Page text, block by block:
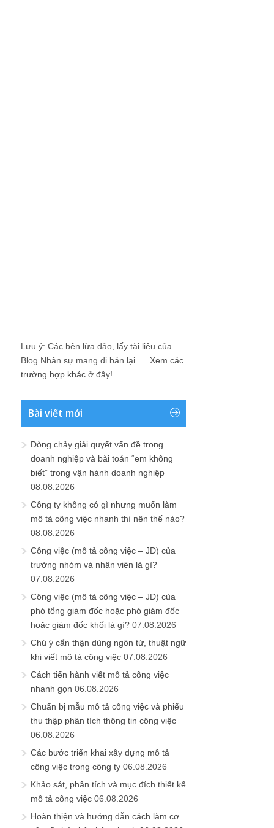
Lưu ý: Các bên lừa đảo, lấy tài liệu của
Blog Nhân sự mang đi bán lại .... Xem các
trường hợp khác ở đây!
Bài viết mới
Dòng chảy giải quyết vấn đề trong
doanh nghiệp và bài toán “em không
biết” trong vận hành doanh nghiệp
08.08.2026
Công ty không có gì nhưng muốn làm
mô tả công việc nhanh thì nên thế nào?
08.08.2026
Công việc (mô tả công việc – JD) của
trưởng nhóm và nhân viên là gì?
07.08.2026
Công việc (mô tả công việc – JD) của
phó tổng giám đốc hoặc phó giám đốc
hoặc giám đốc khối là gì? 07.08.2026
Chú ý cẩn thận dùng ngôn từ, thuật ngữ
khi viết mô tả công việc 07.08.2026
Cách tiến hành viết mô tả công việc
nhanh gọn 06.08.2026
Chuẩn bị mẫu mô tả công việc và phiếu
thu thập phân tích thông tin công việc
06.08.2026
Các bước triển khai xây dựng mô tả
công việc trong công ty 06.08.2026
Khảo sát, phân tích và mục đích thiết kế
mô tả công việc 06.08.2026
Hoàn thiện và hướng dẫn cách làm cơ